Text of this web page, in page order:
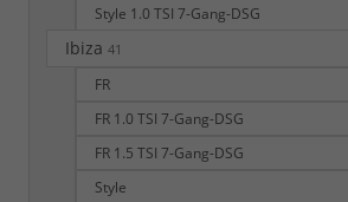
Style 1.0 TSI 7-Gang-DSG
Ibiza 41
FR
FR 1.0 TSI 7-Gang-DSG
FR 1.5 TSI 7-Gang-DSG
Style